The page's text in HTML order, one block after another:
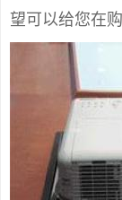
望可以给您在